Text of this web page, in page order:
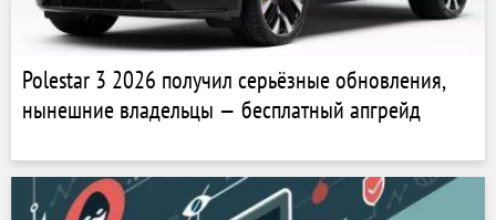
Polestar 3 2026 получил серьёзные обновления,
нынешние владельцы — бесплатный апгрейд